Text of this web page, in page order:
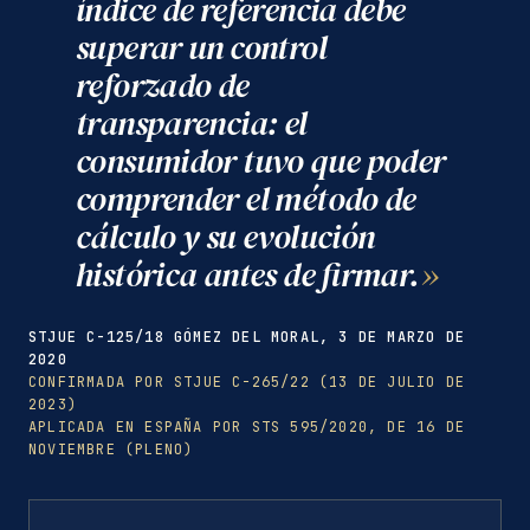
superar un control
reforzado de
transparencia: el
consumidor tuvo que poder
comprender el método de
cálculo y su evolución
histórica antes de firmar.
STJUE C-125/18 GÓMEZ DEL MORAL, 3 DE MARZO DE
2020
CONFIRMADA POR STJUE C-265/22 (13 DE JULIO DE
2023)
APLICADA EN ESPAÑA POR STS 595/2020, DE 16 DE
NOVIEMBRE (PLENO)